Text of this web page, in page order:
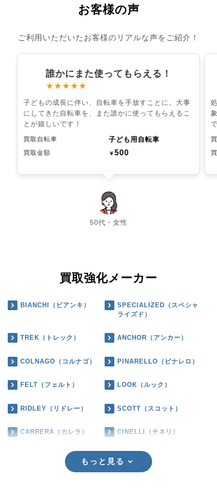
お客様の声
ご利用いただいたお客様のリアルな声をご紹介！
誰かにまた使ってもらえる！
★★★★★
子どもの成長に伴い、自転車を手放すことに。大事
にしてきた自転車を、また誰かに使ってもらえるこ
とが嬉しいです！
買取自転車 子ども用自転車
買取金額 ￥500
50代・女性
chevron_left chevron_right
買取強化メーカー
BIANCHI（ビアンキ）
SPECIALIZED（スペシャ
ライズド）
TREK（トレック） ANCHOR（アンカー）
COLNAGO（コルナゴ） PINARELLO（ピナレロ）
FELT（フェルト） LOOK（ルック）
RIDLEY（リドレー） SCOTT（スコット）
CARRERA（カレラ） CINELLI（チネリ）
もっと見る